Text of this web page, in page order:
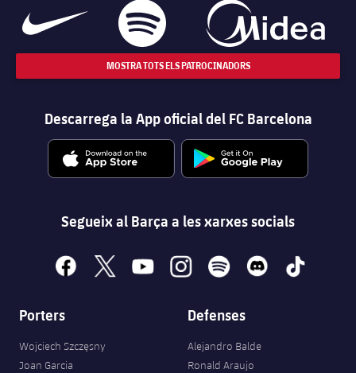
MOSTRA TOTS ELS PATROCINADORS
Descarrega la App oficial del FC Barcelona
Segueix al Barça a les xarxes socials
facebook
x youtubeinstagramspotify discord tiktok
Porters
Wojciech Szczęsny
Joan Garcia
Defenses
Alejandro Balde
Ronald Araujo